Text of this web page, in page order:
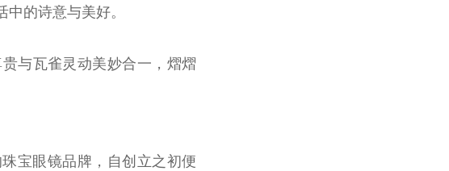
的诗意与美好。
与瓦雀灵动美妙合一，熠熠
宝眼镜品牌，自创立之初便